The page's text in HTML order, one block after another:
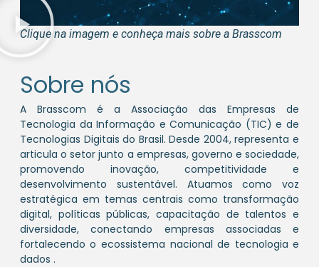
Clique na imagem e conheça mais sobre a Brasscom
Sobre nós
A Brasscom é a Associação das Empresas de
Tecnologia da Informação e Comunicação (TIC) e de
Tecnologias Digitais do Brasil. Desde 2004, representa e
articula o setor junto a empresas, governo e sociedade,
promovendo inovação, competitividade e
desenvolvimento sustentável. Atuamos como voz
estratégica em temas centrais como transformação
digital, políticas públicas, capacitação de talentos e
diversidade, conectando empresas associadas e
fortalecendo o ecossistema nacional de tecnologia e
dados .